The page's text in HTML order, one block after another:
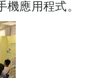
應用程式。